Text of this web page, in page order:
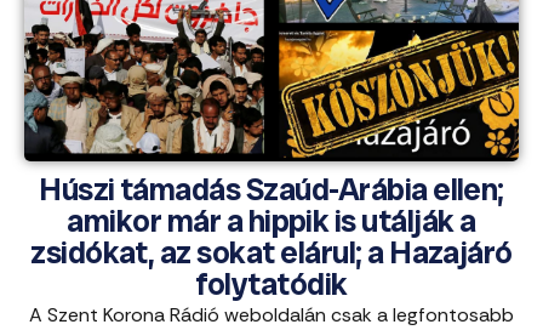
Húszi támadás Szaúd-Arábia ellen;
amikor már a hippik is utálják a
zsidókat, az sokat elárul; a Hazajáró
folytatódik
A Szent Korona Rádió weboldalán csak a legfontosabb